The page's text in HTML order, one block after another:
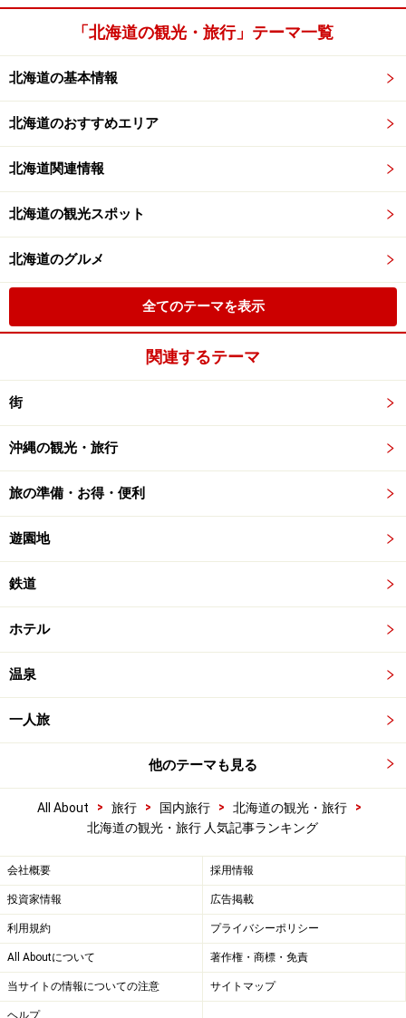
「北海道の観光・旅行」テーマ一覧
北海道の基本情報
北海道のおすすめエリア
北海道関連情報
北海道の観光スポット
北海道のグルメ
全てのテーマを表示
関連するテーマ
街
沖縄の観光・旅行
旅の準備・お得・便利
遊園地
鉄道
ホテル
温泉
一人旅
他のテーマも見る
All About > 旅行 > 国内旅行 > 北海道の観光・旅行
>
北海道の観光・旅行 人気記事ランキング
会社概要 採用情報
投資家情報 広告掲載
利用規約 プライバシーポリシー
All Aboutについて 著作権・商標・免責
当サイトの情報についての注意 サイトマップ
ヘルプ